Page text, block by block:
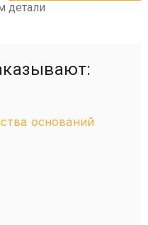
детали
оснований